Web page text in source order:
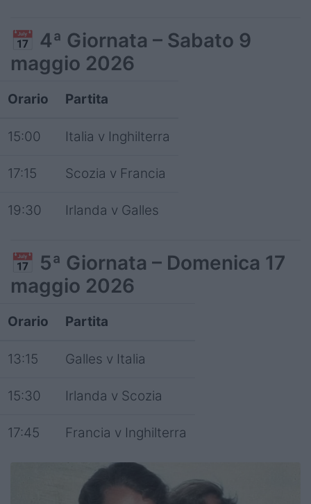
📅 4ª Giornata – Sabato 9
maggio 2026
Orario Partita
15:00 Italia v Inghilterra
17:15 Scozia v Francia
19:30 Irlanda v Galles
📅 5ª Giornata – Domenica 17
maggio 2026
Orario Partita
13:15 Galles v Italia
15:30 Irlanda v Scozia
17:45 Francia v Inghilterra